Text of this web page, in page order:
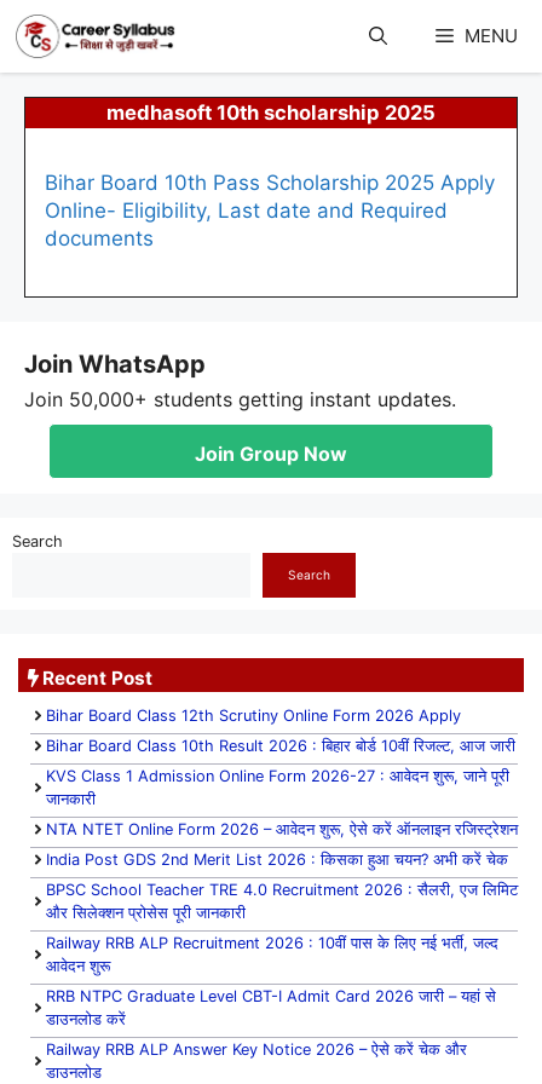
content
MENU
medhasoft 10th scholarship 2025
Bihar Board 10th Pass Scholarship 2025 Apply
Online- Eligibility, Last date and Required
documents
Join WhatsApp
Join 50,000+ students getting instant updates.
Join Group Now
Search
Search
Recent Post
Bihar Board Class 12th Scrutiny Online Form 2026 Apply
Bihar Board Class 10th Result 2026 : बिहार बोर्ड 10वीं रिजल्ट, आज जारी
KVS Class 1 Admission Online Form 2026-27 : आवेदन शुरू, जाने पूरी
जानकारी
NTA NTET Online Form 2026 – आवेदन शुरू, ऐसे करें ऑनलाइन रजिस्ट्रेशन
India Post GDS 2nd Merit List 2026 : किसका हुआ चयन? अभी करें चेक
BPSC School Teacher TRE 4.0 Recruitment 2026 : सैलरी, एज लिमिट
और सिलेक्शन प्रोसेस पूरी जानकारी
Railway RRB ALP Recruitment 2026 : 10वीं पास के लिए नई भर्ती, जल्द
आवेदन शुरू
RRB NTPC Graduate Level CBT-I Admit Card 2026 जारी – यहां से
डाउनलोड करें
Railway RRB ALP Answer Key Notice 2026 – ऐसे करें चेक और
डाउनलोड